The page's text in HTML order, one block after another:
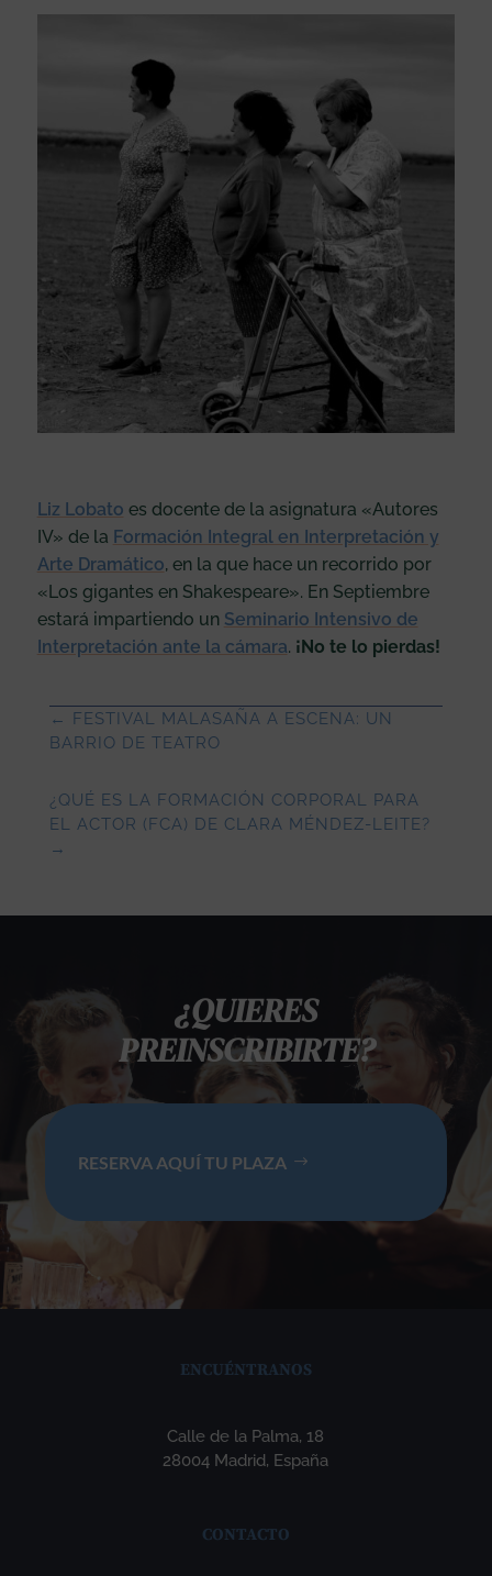
Liz Lobato es docente de la asignatura «Autores
IV» de la Formación Integral en Interpretación y
Arte Dramático, en la que hace un recorrido por
«Los gigantes en Shakespeare». En Septiembre
estará impartiendo un Seminario Intensivo de
Interpretación ante la cámara. ¡No te lo pierdas!
← FESTIVAL MALASAÑA A ESCENA: UN
BARRIO DE TEATRO
¿QUÉ ES LA FORMACIÓN CORPORAL PARA
EL ACTOR (FCA) DE CLARA MÉNDEZ-LEITE?
→
¿QUIERES
PREINSCRIBIRTE?
RESERVA AQUÍ TU PLAZA
ENCUÉNTRANOS
Calle de la Palma, 18
28004 Madrid, España
CONTACTO